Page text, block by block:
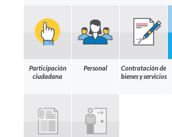
Participación
ciudadana
Personal
Contratación de
bienes y servicios